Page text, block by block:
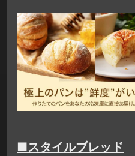
■スタイルブレッド